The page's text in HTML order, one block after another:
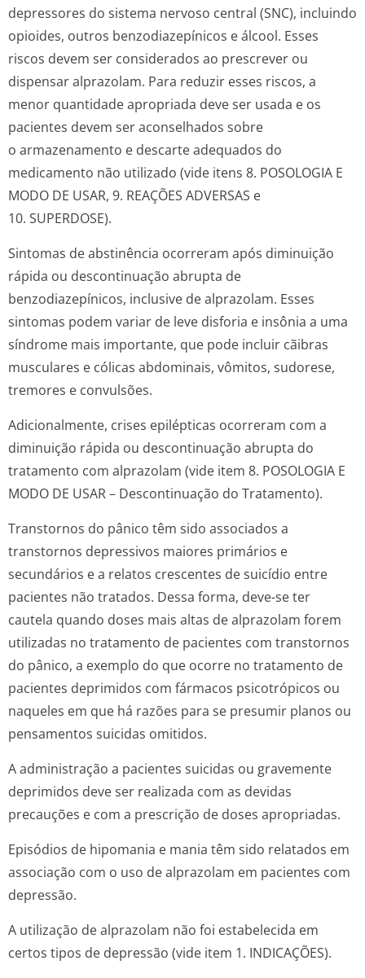
depressores do sistema nervoso central (SNC), incluindo
opioides, outros benzodiazepínicos e álcool. Esses
riscos devem ser considerados ao prescrever ou
dispensar alprazolam. Para reduzir esses riscos, a
menor quantidade apropriada deve ser usada e os
pacientes devem ser aconselhados sobre
o armazenamento e descarte adequados do
medicamento não utilizado (vide itens 8. POSOLOGIA E
MODO DE USAR, 9. REAÇÕES ADVERSAS e
10. SUPERDOSE).
Sintomas de abstinência ocorreram após diminuição
rápida ou descontinuação abrupta de
benzodiazepínicos, inclusive de alprazolam. Esses
sintomas podem variar de leve disforia e insônia a uma
síndrome mais importante, que pode incluir cãibras
musculares e cólicas abdominais, vômitos, sudorese,
tremores e convulsões.
Adicionalmente, crises epilépticas ocorreram com a
diminuição rápida ou descontinuação abrupta do
tratamento com alprazolam (vide item 8. POSOLOGIA E
MODO DE USAR – Descontinuação do Tratamento).
Transtornos do pânico têm sido associados a
transtornos depressivos maiores primários e
secundários e a relatos crescentes de suicídio entre
pacientes não tratados. Dessa forma, deve-se ter
cautela quando doses mais altas de alprazolam forem
utilizadas no tratamento de pacientes com transtornos
do pânico, a exemplo do que ocorre no tratamento de
pacientes deprimidos com fármacos psicotrópicos ou
naqueles em que há razões para se presumir planos ou
pensamentos suicidas omitidos.
A administração a pacientes suicidas ou gravemente
deprimidos deve ser realizada com as devidas
precauções e com a prescrição de doses apropriadas.
Episódios de hipomania e mania têm sido relatados em
associação com o uso de alprazolam em pacientes com
depressão.
A utilização de alprazolam não foi estabelecida em
certos tipos de depressão (vide item 1. INDICAÇÕES).